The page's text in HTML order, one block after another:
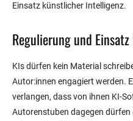
Einsatz künstlicher Intelligenz.
Regulierung und
KIs dürfen kein Material
Autor:innen engagiert werden.
verlangen, dass von ihnen KI-
Autorenstuben dagegen dürfen